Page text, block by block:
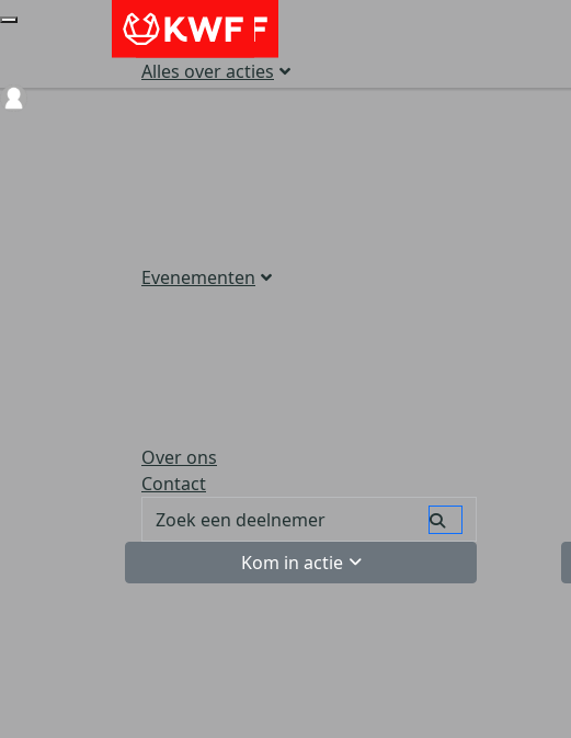
Alles over acties
Evenementen
Over ons
Contact
Kom in actie